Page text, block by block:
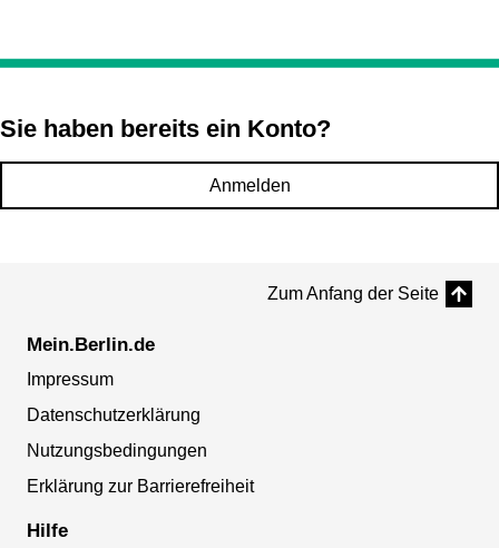
Sie haben bereits ein Konto?
Anmelden
Zum Anfang der Seite
Mein.Berlin.de
Impressum
Datenschutzerklärung
Nutzungsbedingungen
Erklärung zur Barrierefreiheit
Hilfe